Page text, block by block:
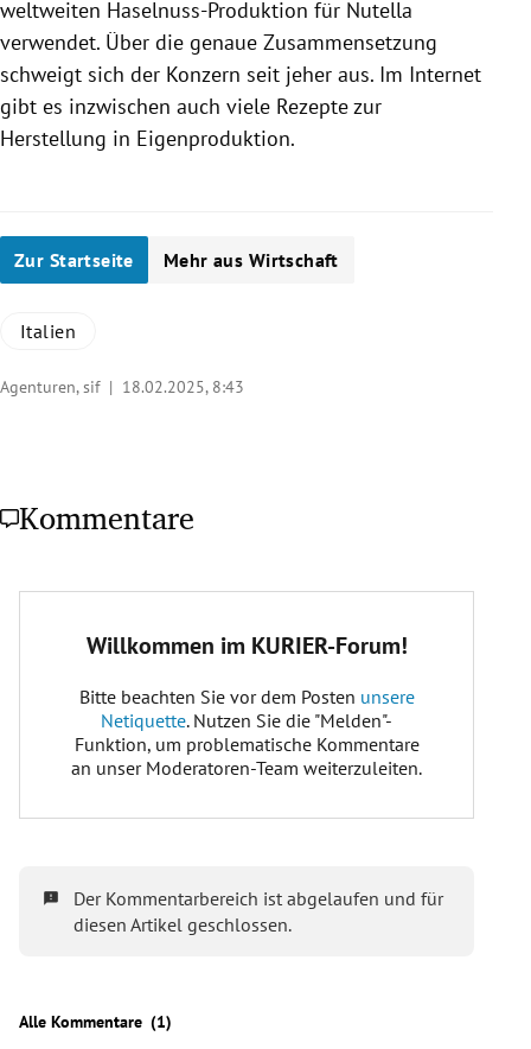
weltweiten Haselnuss-Produktion für Nutella
verwendet. Über die genaue Zusammensetzung
schweigt sich der Konzern seit jeher aus. Im Internet
gibt es inzwischen auch viele Rezepte zur
Herstellung in Eigenproduktion.
Zur Startseite Mehr aus Wirtschaft
Italien
Agenturen, sif | 18.02.2025, 8:43
Kommentare